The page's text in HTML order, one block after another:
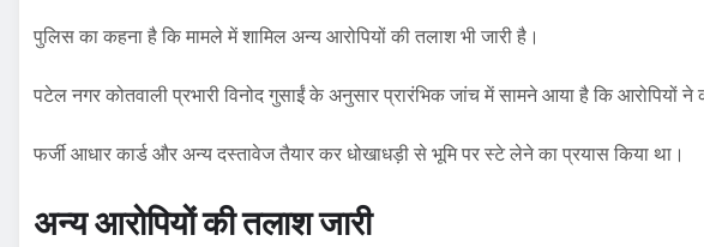
पुलिस का कहना है कि मामले में शामिल अन्य आरोपियों की तलाश भी जारी है।
पटेल नगर कोतवाली प्रभारी विनोद गुसाईं के अनुसार प्रारंभिक जांच में सामने आया है कि आरोपियों ने
फर्जी आधार कार्ड और अन्य दस्तावेज तैयार कर धोखाधड़ी से भूमि पर स्टे लेने का प्रयास किया था।
अन्य आरोपियों की तलाश जारी